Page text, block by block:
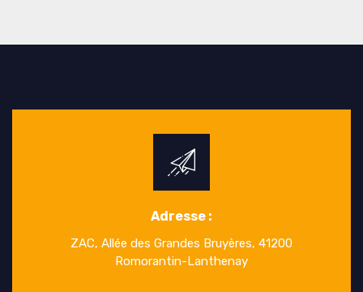
Adresse :
ZAC, Allée des Grandes Bruyères, 41200
Romorantin-Lanthenay